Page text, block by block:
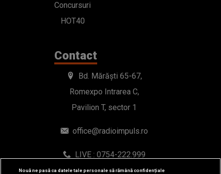
Concursuri
HOT40
Contact
Bd. Mărăști 65-67,
Romexpo Intrarea C,
Pavilion T, sector 1
office@radioimpuls.ro
LIVE : 0754-222.999
WhatsApp: 0754-222.999
Nouă ne pasă ca datele tale personale să rămână confidențiale